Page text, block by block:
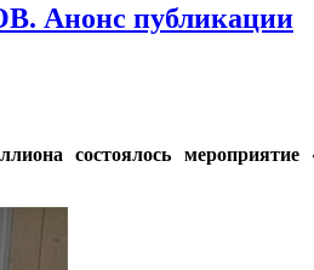
публикации
состоялось мероприятие